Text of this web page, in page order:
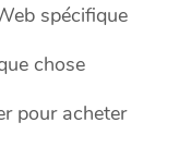
spécifique
chose
pour acheter